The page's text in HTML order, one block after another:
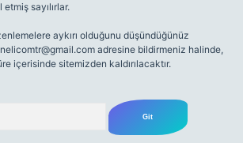
sayılırlar.
aykırı olduğunu düşündüğünüz
adresine bildirmeniz halinde,
içerisinde sitemizden kaldırılacaktır.